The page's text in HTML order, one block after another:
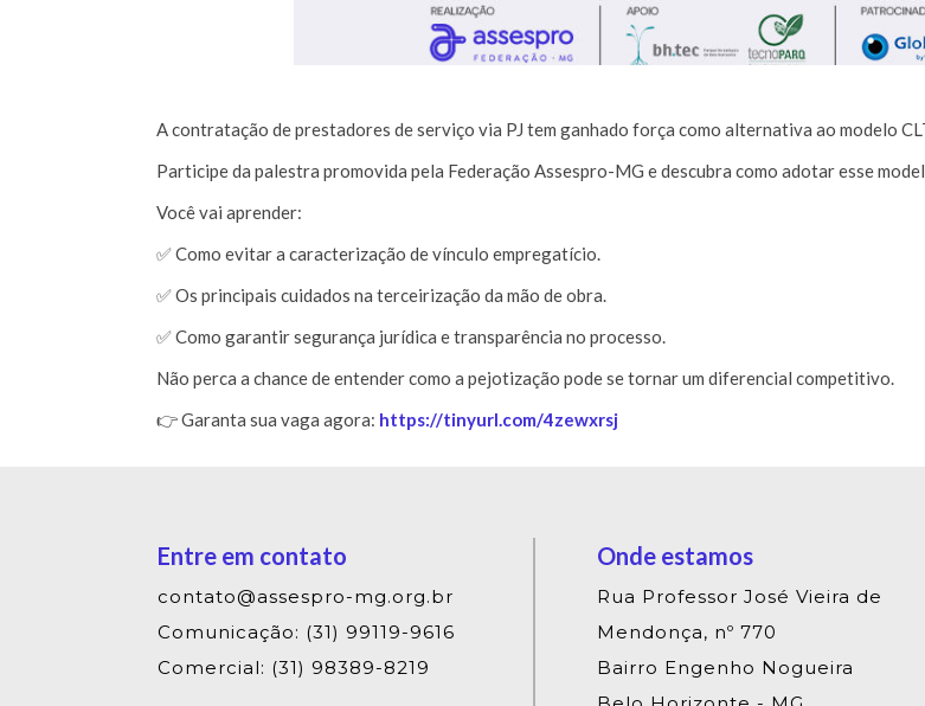
A contratação de prestadores de serviço via PJ tem ganhado força como alternativa ao modelo
Participe da palestra promovida pela Federação Assespro-MG e descubra como adotar esse
Você vai aprender:
✅ Como evitar a caracterização de vínculo empregatício.
✅ Os principais cuidados na terceirização da mão de obra.
✅ Como garantir segurança jurídica e transparência no processo.
Não perca a chance de entender como a pejotização pode se tornar um diferencial competitivo.
👉 Garanta sua vaga agora: https://tinyurl.com/4zewxrsj
Entre em contato
contato@assespro-mg.org.br
Comunicação: (31) 99119-9616
Comercial: (31) 98389-8219
Onde estamos
Rua Professor José Vieira de
Mendonça, nº 770
Bairro Engenho Nogueira